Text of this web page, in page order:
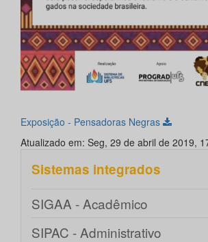
Exposição - Pensadoras Negras
Atualizado em: Seg, 29 de abril de 2019,
Sistemas integrados
SIGAA - Acadêmico
SIPAC - Administrativo